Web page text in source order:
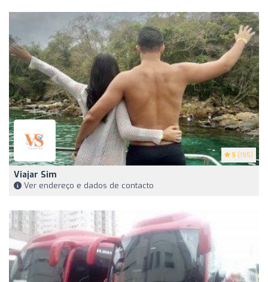
5 (195)
Viajar Sim
Ver endereço e dados de contacto